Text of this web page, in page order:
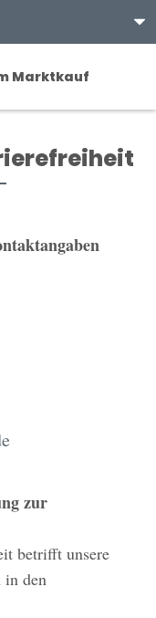
Marktkauf
zur
betrifft unsere
in den